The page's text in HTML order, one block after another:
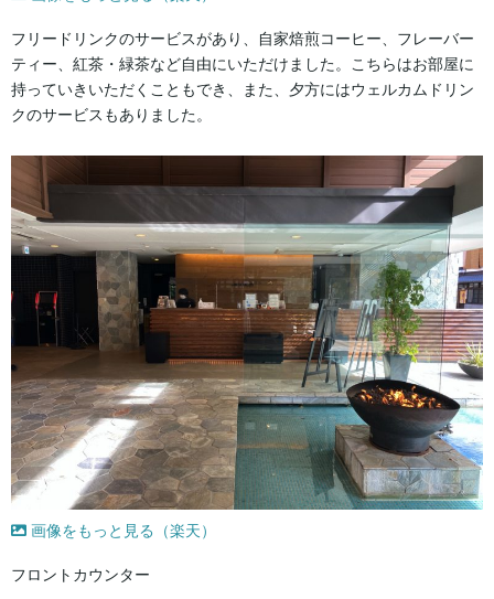
フリードリンクのサービスがあり、自家焙煎コーヒー、フレーバー
ティー、紅茶・緑茶など自由にいただけました。こちらはお部屋に
持っていきいただくこともでき、また、夕方にはウェルカムドリン
クのサービスもありました。
画像をもっと見る（楽天）
フロントカウンター